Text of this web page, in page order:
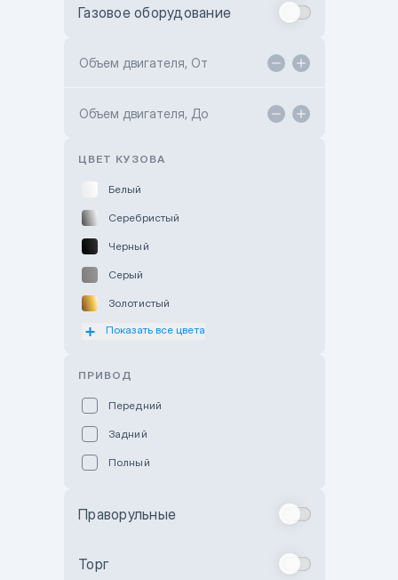
Toyota Kokshetau
Hyundai ShymCity
Газовое оборудование
Объем двигателя, От
Объем двигателя, До
ЦВЕТ КУЗОВА
Белый
Серебристый
Черный
Серый
Золотистый
Оранжевый
Показать все цвета
ПРИВОД
Передний
Задний
Полный
Праворульные
Торг